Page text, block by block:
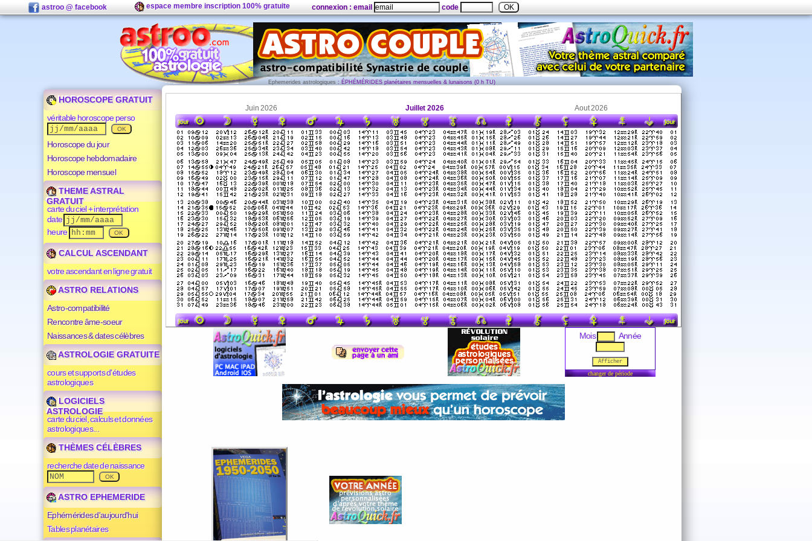
astroo @ facebook espace membre inscription 100% gratuite connexion : email code
Ephemerides astrologiques : ÉPHÉMÉRIDES planétaires mensuelles & lunaisons (0 h TU)
HOROSCOPE GRATUIT
véritable horoscope perso
Horoscope du jour
Horoscope hebdomadaire
Horoscope mensuel
THEME ASTRAL
GRATUIT
carte du ciel + interprétation
date
heure
CALCUL ASCENDANT
votre ascendant en ligne gratuit
ASTRO RELATIONS
Astro-compatibilité
Rencontre âme-soeur
Naissances & dates célèbres
ASTROLOGIE GRATUITE
cours et supports d'études
astrologiques
LOGICIELS
ASTROLOGIE
carte du ciel, calculs et données
astrologiques...
THÈMES CÉLÈBRES
recherche date de naissance
ASTRO EPHEMERIDE
Ephémérides d'aujourd'hui
Tables planétaires
Juin 2026 Juillet 2026 Aout 2026
Mois Année
changer de période